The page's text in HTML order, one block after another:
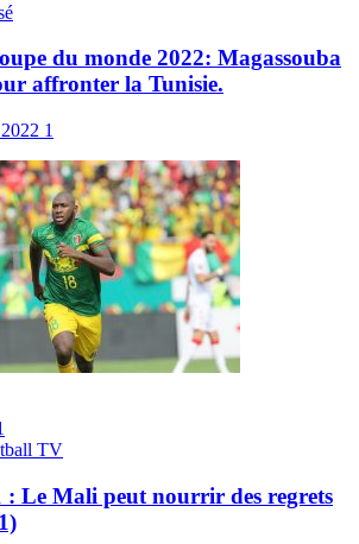
du monde 2022: Magassouba
affronter la Tunisie.
1
TV
: Le Mali peut nourrir des regrets